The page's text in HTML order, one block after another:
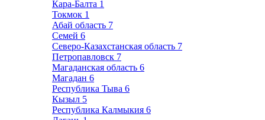
Кара-Балта 1
Токмок 1
Абай область 7
Семей 6
Северо-Казахстанская область 7
Петропавловск 7
Магаданская область 6
Магадан 6
Республика Тыва 6
Кызыл 5
Республика Калмыкия 6